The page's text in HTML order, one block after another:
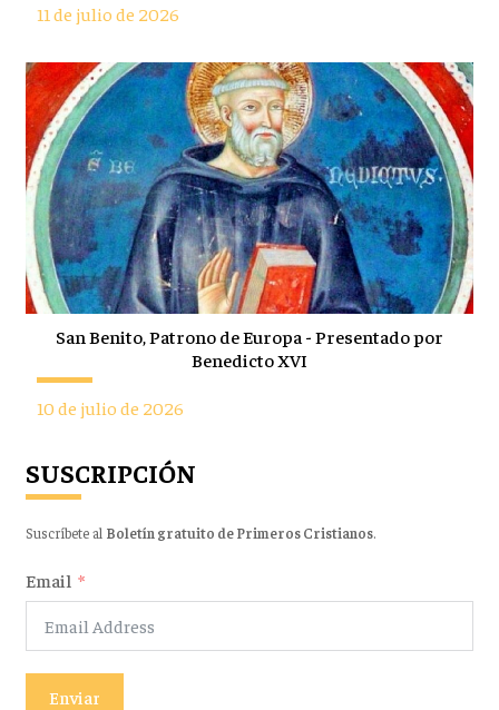
11 de julio de 2026
San Benito, Patrono de Europa - Presentado por
Benedicto XVI
10 de julio de 2026
SUSCRIPCIÓN
Suscríbete al Boletín gratuito de Primeros Cristianos.
Email
Enviar